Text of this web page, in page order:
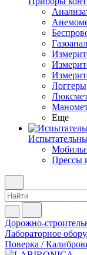
Логгеры
Еще
Прессы
Дорожно-
Лабораторное
Поверка /